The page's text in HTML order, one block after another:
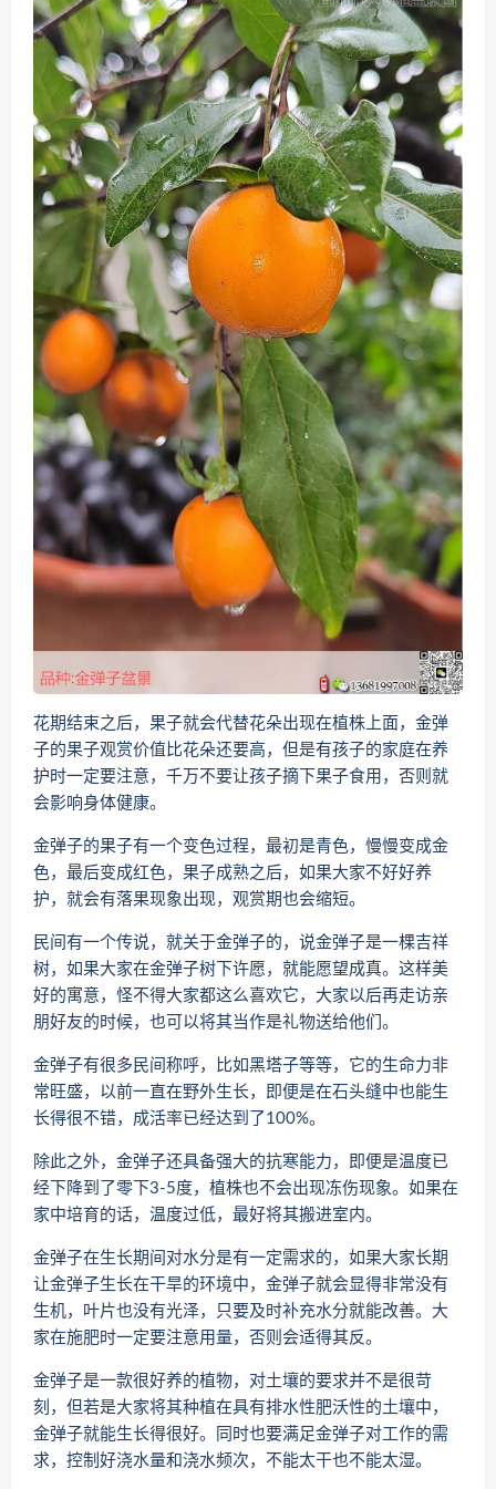
花期结束之后，果子就会代替花朵出现在植株上面，金弹
子的果子观赏价值比花朵还要高，但是有孩子的家庭在养
护时一定要注意，千万不要让孩子摘下果子食用，否则就
会影响身体健康。
金弹子的果子有一个变色过程，最初是青色，慢慢变成金
色，最后变成红色，果子成熟之后，如果大家不好好养
护，就会有落果现象出现，观赏期也会缩短。
民间有一个传说，就关于金弹子的，说金弹子是一棵吉祥
树，如果大家在金弹子树下许愿，就能愿望成真。这样美
好的寓意，怪不得大家都这么喜欢它，大家以后再走访亲
朋好友的时候，也可以将其当作是礼物送给他们。
金弹子有很多民间称呼，比如黑塔子等等，它的生命力非
常旺盛，以前一直在野外生长，即便是在石头缝中也能生
长得很不错，成活率已经达到了100%。
除此之外，金弹子还具备强大的抗寒能力，即便是温度已
经下降到了零下3-5度，植株也不会出现冻伤现象。如果在
家中培育的话，温度过低，最好将其搬进室内。
金弹子在生长期间对水分是有一定需求的，如果大家长期
让金弹子生长在干旱的环境中，金弹子就会显得非常没有
生机，叶片也没有光泽，只要及时补充水分就能改善。大
家在施肥时一定要注意用量，否则会适得其反。
金弹子是一款很好养的植物，对土壤的要求并不是很苛
刻，但若是大家将其种植在具有排水性肥沃性的土壤中，
金弹子就能生长得很好。同时也要满足金弹子对工作的需
求，控制好浇水量和浇水频次，不能太干也不能太湿。